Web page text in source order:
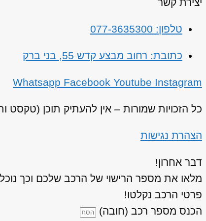
טלפון: 077-3635300
כתובת: רחוב מבצע קדש 55, בני ברק
Whatsapp Facebook Youtube Instagram
כל הזכויות שמורות – אין להעתיק תוכן (טקסט
הצהרת נגישות
דבר אחרון!
מלאו את מספר הרישוי של הרכב שלכם וכך
פרטי הרכב נקלטו!
הכנס מספר רכב (חובה)